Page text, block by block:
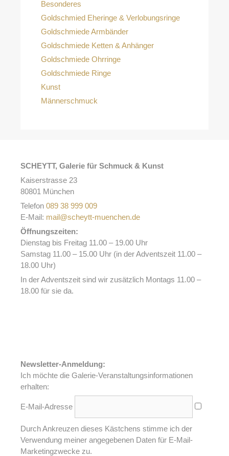
Besonderes
Goldschmied Eheringe & Verlobungsringe
Goldschmiede Armbänder
Goldschmiede Ketten & Anhänger
Goldschmiede Ohrringe
Goldschmiede Ringe
Kunst
Männerschmuck
SCHEYTT, Galerie für Schmuck & Kunst
Kaiserstrasse 23
80801 München
Telefon 089 38 999 009
E-Mail: mail@scheytt-muenchen.de
Öffnungszeiten:
Dienstag bis Freitag 11.00 – 19.00 Uhr
Samstag 11.00 – 15.00 Uhr (in der Adventszeit 11.00 –
18.00 Uhr)
In der Adventszeit sind wir zusätzlich Montags 11.00 –
18.00 für sie da.
Newsletter-Anmeldung:
Ich möchte die Galerie-Veranstaltungsinformationen
erhalten:
E-Mail-Adresse
Durch Ankreuzen dieses Kästchens stimme ich der
Verwendung meiner angegebenen Daten für E-Mail-
Marketingzwecke zu.